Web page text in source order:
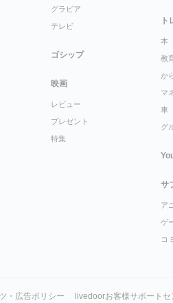
グラビア
テレビ
ゴシップ
映画
レビュー
プレゼント
特集
本
教
か
マ
車
グ
サ
ア
ゲ
コ
・広告ポリシー livedoorお客様サポートセ